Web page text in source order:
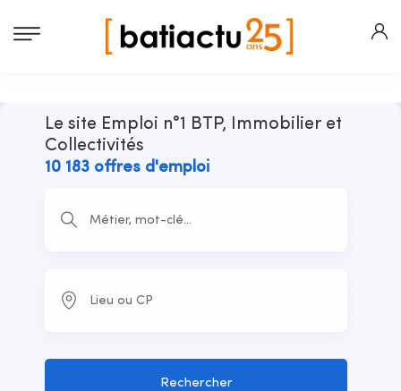
Le site Emploi n°1 BTP, Immobilier et
Collectivités
10 183 offres d'emploi
Rechercher